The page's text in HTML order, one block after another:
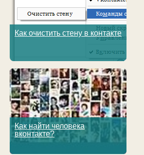
Как очистить стену в контакте
Как найти человека
вконтакте?